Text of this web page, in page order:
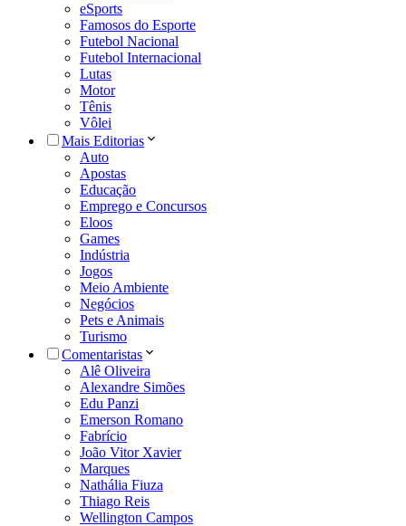
eSports
Famosos do Esporte
Futebol Nacional
Futebol Internacional
Lutas
Motor
Tênis
Vôlei
Mais Editorias
Auto
Apostas
Educação
Emprego e Concursos
Eloos
Games
Indústria
Jogos
Meio Ambiente
Negócios
Pets e Animais
Turismo
Comentaristas
Alê Oliveira
Alexandre Simões
Edu Panzi
Emerson Romano
Fabrício
João Vitor Xavier
Marques
Nathália Fiuza
Thiago Reis
Wellington Campos